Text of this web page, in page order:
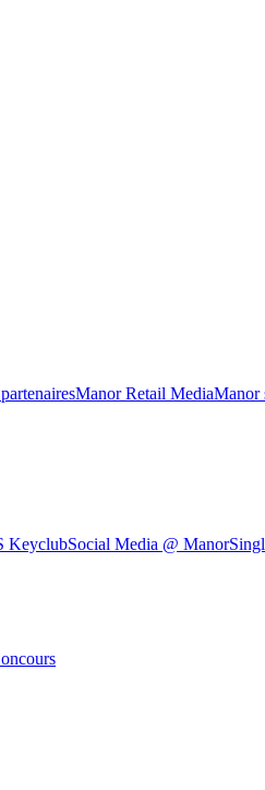
Manor Retail MediaManor
KeyclubSocial Media @ Manor